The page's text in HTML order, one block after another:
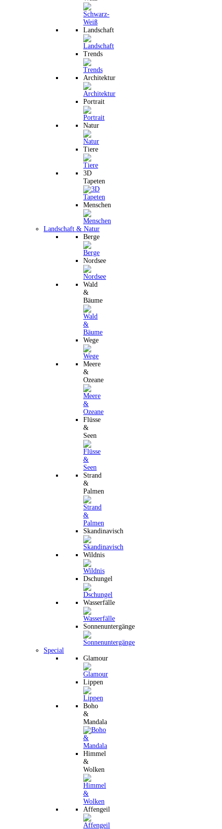
Landschaft
Trends
Architektur
Portrait
Natur
Tiere
3D
Tapeten
Menschen
Landschaft & Natur
Berge
Nordsee
Wald
&
Bäume
Wege
Meere
&
Ozeane
Flüsse
&
Seen
Strand
&
Palmen
Skandinavisch
Wildnis
Dschungel
Wasserfälle
Sonnenuntergänge
Special
Glamour
Lippen
Boho
&
Mandala
Himmel
&
Wolken
Affengeil